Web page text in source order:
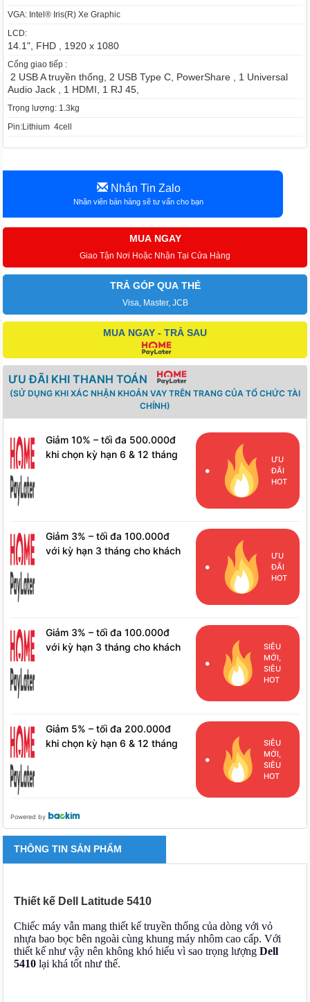
VGA: Intel® Iris(R) Xe Graphic
LCD:
14.1", FHD , 1920 x 1080
Cổng giao tiếp :
2 USB A truyền thống, 2 USB Type C, PowerShare , 1 Universal
Audio Jack , 1 HDMI, 1 RJ 45,
Trọng lượng: 1.3kg
Pin:Lithium 4cell
Nhắn Tin Zalo
Nhân viên bán hàng sẽ tư vấn cho bạn
MUA NGAY
Giao Tận Nơi Hoặc Nhận Tại Cửa Hàng
TRẢ GÓP QUA THẺ
Visa, Master, JCB
MUA NGAY - TRẢ SAU
ƯU ĐÃI KHI THANH TOÁN
(SỬ DỤNG KHI XÁC NHẬN KHOẢN VAY TRÊN TRANG CỦA TỔ CHỨC TÀI
CHÍNH)
Giảm 10% – tối đa 500.000đ
khi chọn kỳ hạn 6 & 12 tháng
ƯU
ĐÃI
HOT
Giảm 3% – tối đa 100.000đ
với kỳ hạn 3 tháng cho khách
ƯU
ĐÃI
HOT
Giảm 3% – tối đa 100.000đ
với kỳ hạn 3 tháng cho khách
SIÊU
MỚI,
SIÊU
HOT
Giảm 5% – tối đa 200.000đ
khi chọn kỳ hạn 6 & 12 tháng
SIÊU
MỚI,
SIÊU
HOT
Powered by
THÔNG TIN SẢN PHẨM
Thiết kế Dell Latitude 5410
Chiếc máy vẫn mang thiết kế truyền thống của dòng với vỏ
nhựa bao bọc bên ngoài cùng khung máy nhôm cao cấp. Với
thiết kế như vậy nên không khó hiểu vì sao trọng lượngDell
5410 lại khá tốt như thế.